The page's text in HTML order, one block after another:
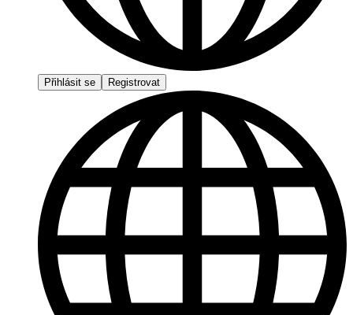
Přihlásit se Registrovat